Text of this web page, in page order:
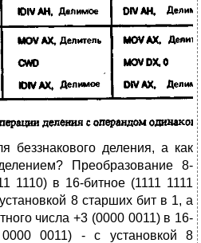
беззнакового деления, а как
Преобразо­вание 8-
1110) в 16-битное (1111 1111
8 старших бит в 1, а
числа +3 (0000 0011) в 16-
0011) - с установкой 8